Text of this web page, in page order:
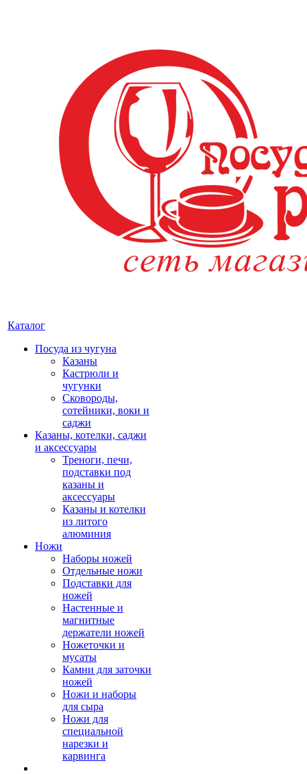
Каталог
Посуда из чугуна
Казаны
Кастрюли и
чугунки
Сковороды,
сотейники, воки и
саджи
Казаны, котелки, саджи
и аксессуары
Треноги, печи,
подставки под
казаны и
аксессуары
Казаны и котелки
из литого
алюминия
Ножи
Наборы ножей
Отдельные ножи
Подставки для
ножей
Настенные и
магнитные
держатели ножей
Ножеточки и
мусаты
Камни для заточки
ножей
Ножи и наборы
для сыра
Ножи для
специальной
нарезки и
карвинга